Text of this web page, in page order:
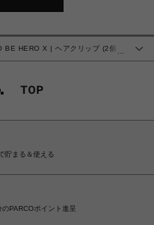
BE HERO X | ヘアクリップ (2個セ
貯まる＆使える
PARCOポイント進呈